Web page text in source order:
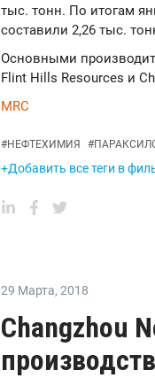
тыс. тонн. По итогам
составили 2,26 тыс.
Основными
Flint Hills Resources и
MRC
#НЕФТЕХИМИЯ #
+Добавить все теги в
29 Марта, 2018
Changzhou